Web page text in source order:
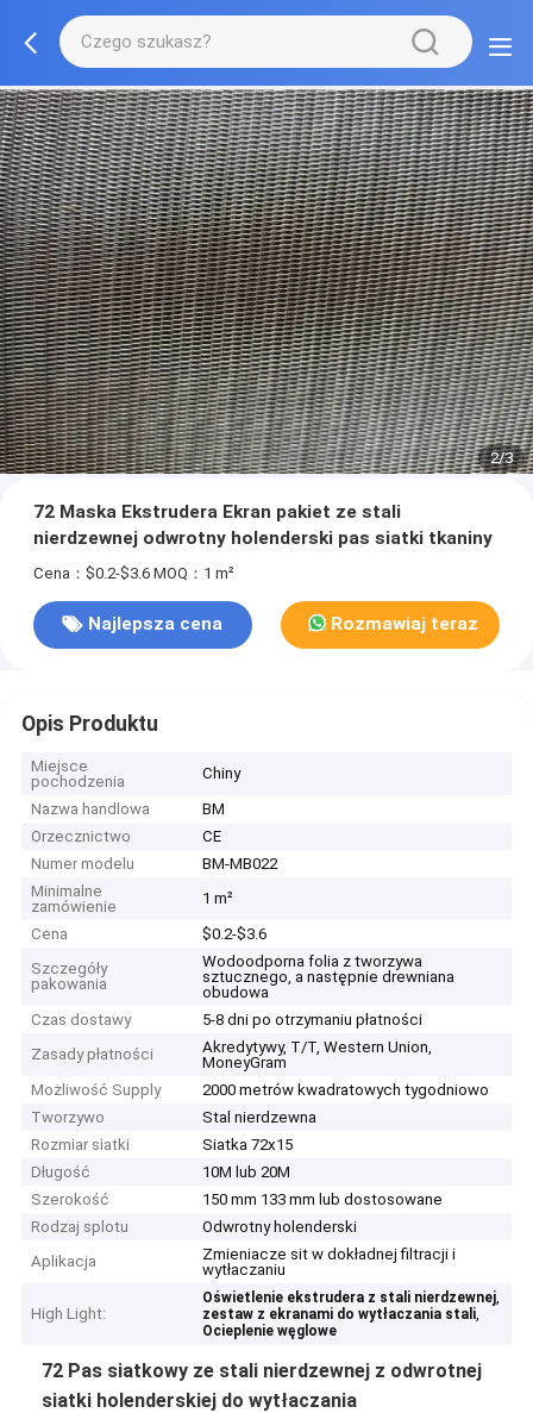
2/3
72 Maska Ekstrudera Ekran pakiet ze stali
nierdzewnej odwrotny holenderski pas siatki tkaniny
Cena：$0.2-$3.6 MOQ：1 m²
Najlepsza cena Rozmawiaj teraz
Opis Produktu
Miejsce
pochodzenia
Chiny
Nazwa handlowa
BM
Orzecznictwo
CE
Numer modelu
BM-MB022
Minimalne
zamówienie
1 m²
Cena
$0.2-$3.6
Szczegóły
pakowania
Wodoodporna folia z tworzywa
sztucznego, a następnie drewniana
obudowa
Czas dostawy
5-8 dni po otrzymaniu płatności
Zasady płatności
Akredytywy, T/T, Western Union,
MoneyGram
Możliwość Supply
2000 metrów kwadratowych tygodniowo
Tworzywo
Stal nierdzewna
Rozmiar siatki
Siatka 72x15
Długość
10M lub 20M
Szerokość
150 mm 133 mm lub dostosowane
Rodzaj splotu
Odwrotny holenderski
Aplikacja
Zmieniacze sit w dokładnej filtracji i
wytłaczaniu
High Light:
Oświetlenie ekstrudera z stali nierdzewnej,
zestaw z ekranami do wytłaczania stali,
Ocieplenie węglowe
72 Pas siatkowy ze stali nierdzewnej z odwrotnej
siatki holenderskiej do wytłaczania